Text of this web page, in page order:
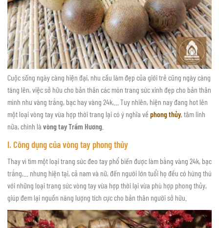
Cuộc sống ngày càng hiện đại, nhu cầu làm đẹp của giới trẻ cũng ngày càng
tăng lên, việc sở hữu cho bản thân các món trang sức xinh đẹp cho bản thân
mình như vàng trắng, bạc hay vàng 24k,… Tuy nhiên, hiện nay đang hot lên
một loại vòng tay vừa hợp thời trang lại có ý nghĩa về phong thủy, tâm linh
nữa, chính là vòng tay Trầm Hương
I. Công dụng của vòng tay phong thủy
Thay vì tìm một loại trang sức đeo tay phổ biến được làm bằng vàng 24k, bạc
trắng,… nhưng hiện tại, cả nam và nữ, đến người lớn tuổi họ đều có hứng thú
với những loại trang sức vòng tay vừa hợp thời lại vừa phù hợp phong thủy,
giúp đem lại nguồn năng lượng tích cực cho bản thân người sở hữu.